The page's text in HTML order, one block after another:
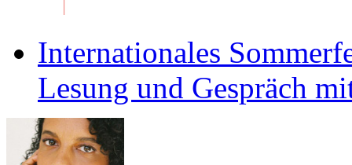
Internationales
Lesung und Gespräch